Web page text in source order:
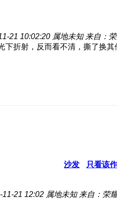
21 10:02:20 属地未知 来自：
折射，反而看不清，撕了换
沙发 只看该
11-21 12:02 属地未知 来自：荣